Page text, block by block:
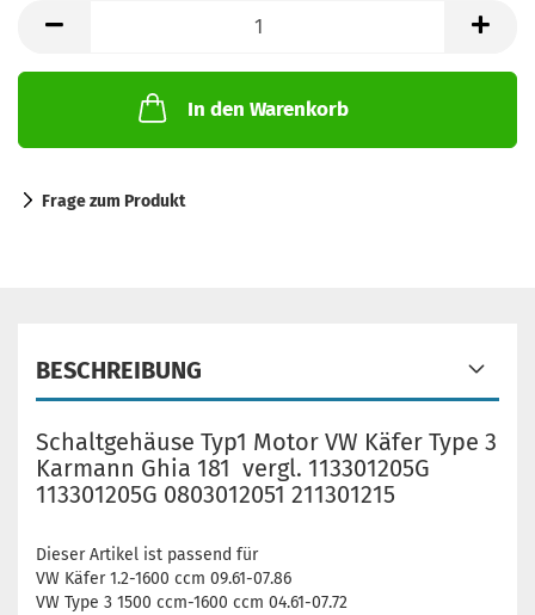
In den Warenkorb
Frage zum Produkt
BESCHREIBUNG
Schaltgehäuse Typ1 Motor VW Käfer Type 3
Karmann Ghia 181 vergl. 113301205G
113301205G 0803012051 211301215
Dieser Artikel ist passend für
VW Käfer 1.2-1600 ccm 09.61-07.86
VW Type 3 1500 ccm-1600 ccm 04.61-07.72